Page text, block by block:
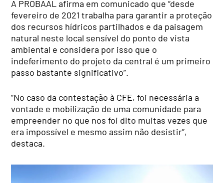
A PROBAAL afirma em comunicado que “desde
fevereiro de 2021 trabalha para garantir a proteção
dos recursos hídricos partilhados e da paisagem
natural neste local sensível do ponto de vista
ambiental e considera por isso que o
indeferimento do projeto da central é um primeiro
passo bastante significativo”.
“No caso da contestação à CFE, foi necessária a
vontade e mobilização de uma comunidade para
empreender no que nos foi dito muitas vezes que
era impossível e mesmo assim não desistir”,
destaca.